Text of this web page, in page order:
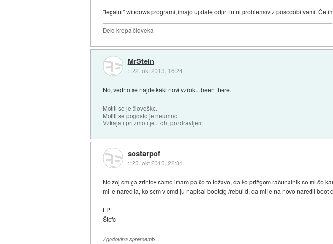
"legalni" windows programi, imajo update odprt in ni problemov z posodobitvami. Če
Delo krepa človeka
MrStein
::22. okt 2013, 16:24
No, vedno se najde kaki novi vzrok... been there.
Motiti se je človeško.
Motiti se pogosto je neumno.
Vztrajati pri zmoti je... oh, pozdravljen!
sostarpof
::23. okt 2013, 22:31
No zej sm ga zrihtov samo imam pa še to težavo, da ko prižgem računalnik se mi še
mi je naredila, ko sem v cmd-ju napisal bootcfg /rebuild, da mi je na novo naredil boot
LP!
Štefc
Zgodovina sprememb…